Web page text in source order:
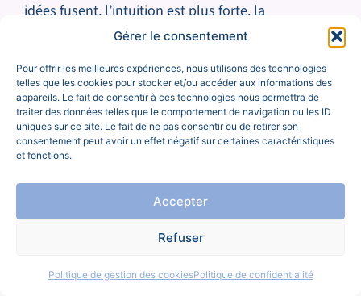
Gérer le consentement
Pour offrir les meilleures expériences, nous utilisons des technologies
telles que les cookies pour stocker et/ou accéder aux informations des
appareils. Le fait de consentir à ces technologies nous permettra de
traiter des données telles que le comportement de navigation ou les ID
uniques sur ce site. Le fait de ne pas consentir ou de retirer son
consentement peut avoir un effet négatif sur certaines caractéristiques
et fonctions.
Accepter
Refuser
Politique de gestion des cookiesPolitique de confidentialité
idées fusent, l’intuition est plus forte, la
communication plus fluide. Quand tu le sais, tu
tes rendez-vous créatifs à ces moments-là. Et tu
verras que ton inspiration devient plus naturelle,
plus sincère. Et finalement, entreprendre avec son
cycle menstruel, c’est un peu comme siton corps
et ton cerveau se mettaient enfin d’accord pour
travailler ensemble.
Un rapport au corps plus doux (et plus